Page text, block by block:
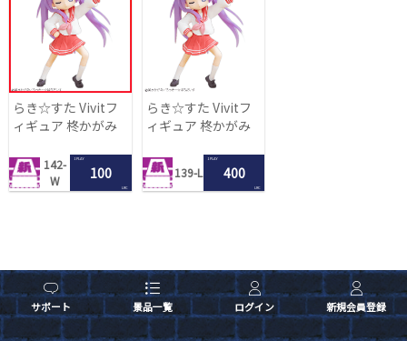
サポート 景品一覧 ログイン 新規会員登録
らき☆すた Vivitフ
ィギュア 柊かがみ
142-
W
1 PLAY
100
LRC
らき☆すた Vivitフ
ィギュア 柊かがみ
139-L
1 PLAY
400
LRC